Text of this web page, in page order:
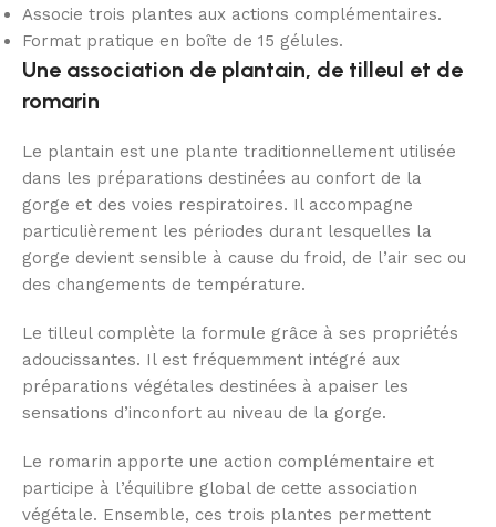
Associe trois plantes aux actions complémentaires.
Format pratique en boîte de 15 gélules.
Une association de plantain, de tilleul et de
romarin
Le plantain est une plante traditionnellement utilisée
dans les préparations destinées au confort de la
gorge et des voies respiratoires. Il accompagne
particulièrement les périodes durant lesquelles la
gorge devient sensible à cause du froid, de l’air sec ou
des changements de température.
Le tilleul complète la formule grâce à ses propriétés
adoucissantes. Il est fréquemment intégré aux
préparations végétales destinées à apaiser les
sensations d’inconfort au niveau de la gorge.
Le romarin apporte une action complémentaire et
participe à l’équilibre global de cette association
végétale. Ensemble, ces trois plantes permettent